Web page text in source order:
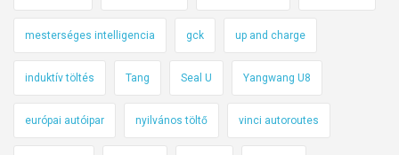
mesterséges intelligencia gck up and charge
induktív töltés Tang Seal U Yangwang U8
európai autóipar nyilvános töltő vinci autoroutes